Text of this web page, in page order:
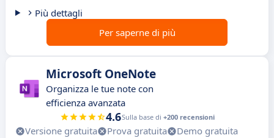
Più dettagli
Per saperne di più
Microsoft OneNote
Organizza le tue note con
efficienza avanzata
4.6Sulla base di +200 recensioni
Versione gratuita Prova gratuita
Demo gratuita